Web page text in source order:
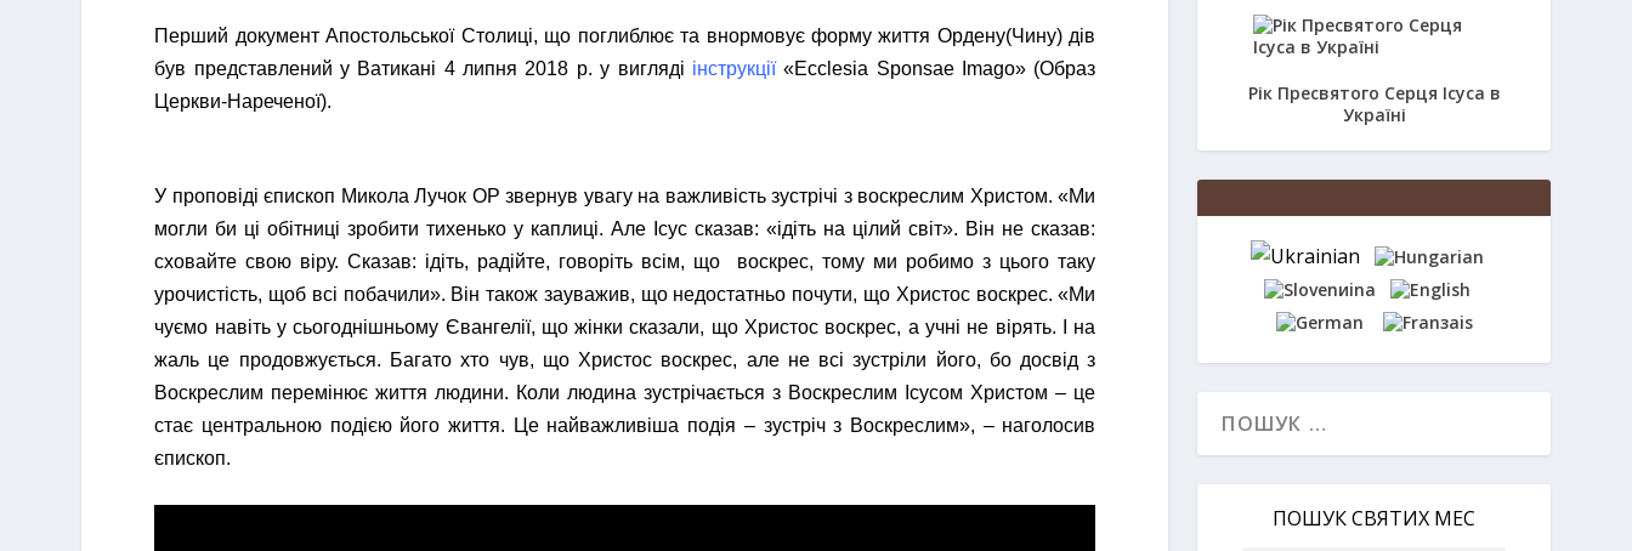
Перший документ Апостольської Столиці, що поглиблює та внормовує форму життя Ордену(Чину) дів
був представлений у Ватикані 4 липня 2018 р. у вигляді інструкції «Ecclesia Sponsae Imago» (Образ
Церкви-Нареченої).
У проповіді єпископ Микола Лучок ОР звернув увагу на важливість зустрічі з воскреслим Христом. «Ми
могли би ці обітниці зробити тихенько у каплиці. Але Ісус сказав: «ідіть на цілий світ». Він не сказав:
сховайте свою віру. Сказав: ідіть, радійте, говоріть всім, що воскрес, тому ми робимо з цього таку
урочистість, щоб всі побачили». Він також зауважив, що недостатньо почути, що Христос воскрес. «Ми
чуємо навіть у сьогоднішньому Євангелії, що жінки сказали, що Христос воскрес, а учні не вірять. І на
жаль це продовжується. Багато хто чув, що Христос воскрес, але не всі зустріли його, бо досвід з
Воскреслим перемінює життя людини. Коли людина зустрічається з Воскреслим Ісусом Христом – це
стає центральною подією його життя. Це найважливіша подія – зустріч з Воскреслим», – наголосив
єпископ.
Рік Пресвятого Серця Ісуса в
Україні
ПОШУК СВЯТИХ МЕС